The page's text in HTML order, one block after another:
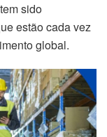
sido
estão cada vez
global.